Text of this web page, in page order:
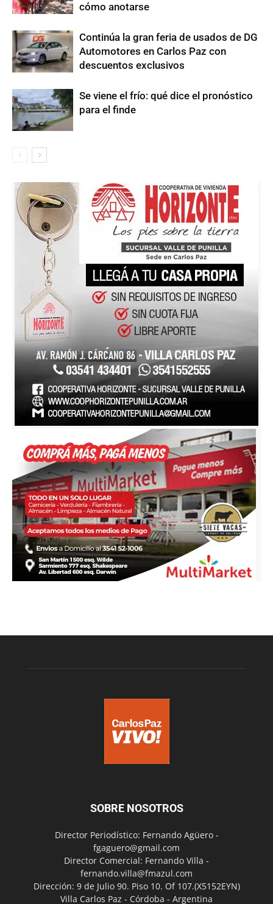
cómo anotarse
Continúa la gran feria de usados de DG
Automotores en Carlos Paz con
descuentos exclusivos
Se viene el frío: qué dice el pronóstico
para el finde
SOBRE NOSOTROS
Director Periodístico: Fernando Agüero -
fgaguero@gmail.com
Director Comercial: Fernando Villa -
fernando.villa@fmazul.com
Dirección: 9 de Julio 90. Piso 10. Of 107.(X5152EYN)
Villa Carlos Paz - Córdoba - Argentina